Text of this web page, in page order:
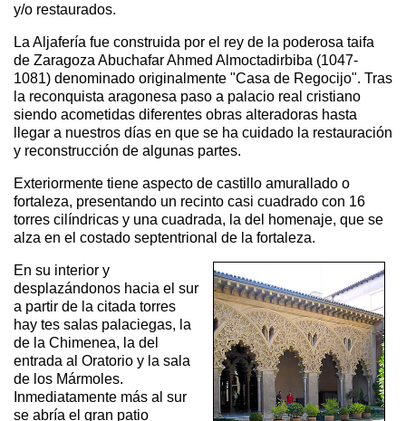
y/o restaurados.
La Aljafería fue construida por el rey de la poderosa taifa
de Zaragoza Abuchafar Ahmed Almoctadirbiba (1047-
1081) denominado originalmente "Casa de Regocijo". Tras
la reconquista aragonesa paso a palacio real cristiano
siendo acometidas diferentes obras alteradoras hasta
llegar a nuestros días en que se ha cuidado la restauración
y reconstrucción de algunas partes.
Exteriormente tiene aspecto de castillo amurallado o
fortaleza, presentando un recinto casi cuadrado con 16
torres cilíndricas y una cuadrada, la del homenaje, que se
alza en el costado septentrional de la fortaleza.
En su interior y
desplazándonos hacia el sur
a partir de la citada torres
hay tes salas palaciegas, la
de la Chimenea, la del
entrada al Oratorio y la sala
de los Mármoles.
Inmediatamente más al sur
se abría el gran patio